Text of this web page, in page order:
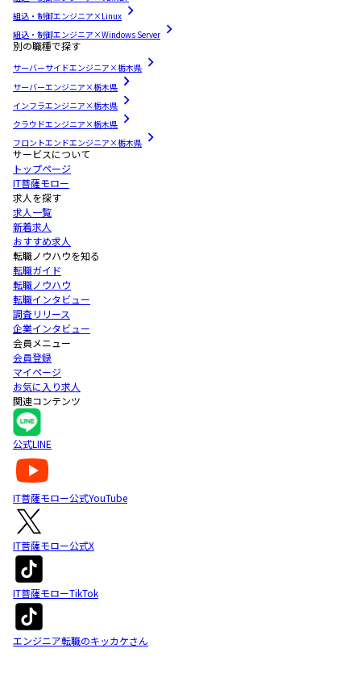
組込・制御エンジニア×Linux
組込・制御エンジニア×Windows Server
別の職種で探す
サーバーサイドエンジニア×栃木県
サーバーエンジニア×栃木県
インフラエンジニア×栃木県
クラウドエンジニア×栃木県
フロントエンドエンジニア×栃木県
サービスについて
トップページ
IT菩薩モロー
求人を探す
求人一覧
新着求人
おすすめ求人
転職ノウハウを知る
転職ガイド
転職ノウハウ
転職インタビュー
調査リリース
企業インタビュー
会員メニュー
会員登録
マイページ
お気に入り求人
関連コンテンツ
公式LINE
IT菩薩モロー公式YouTube
IT菩薩モロー公式X
IT菩薩モローTikTok
エンジニア転職のキッカケさん